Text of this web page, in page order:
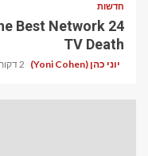
חדשות
Best Network
TV Death
יוני כהן (Yoni Cohen) 2 דקות ago